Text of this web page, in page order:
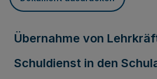
Übernahme von
Schuldienst in den